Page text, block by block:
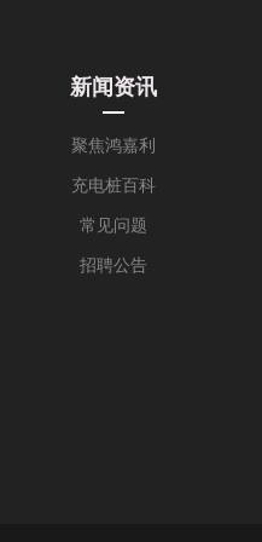
新闻资讯
聚焦鸿嘉利
充电桩百科
常见问题
招聘公告